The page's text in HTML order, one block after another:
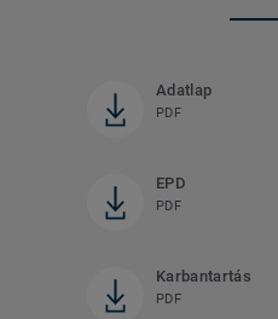
Adatlap
PDF
EPD
PDF
Karbantartás
PDF